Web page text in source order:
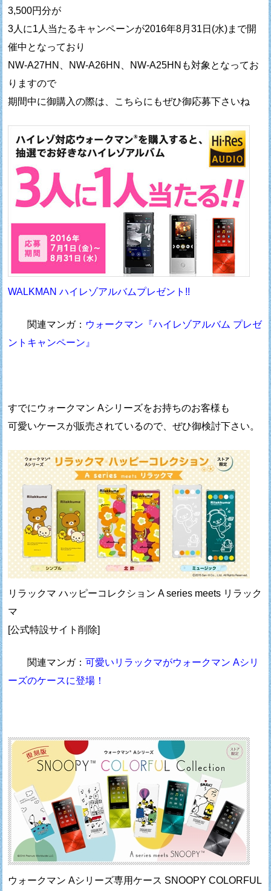
3,500円分が
3人に1人当たるキャンペーンが2016年8月31日(水)まで開
催中となっており
NW-A27HN、NW-A26HN、NW-A25HNも対象となってお
りますので
期間中に御購入の際は、こちらにもぜひ御応募下さいね
WALKMAN ハイレゾアルバムプレゼント!!
関連マンガ： ウォークマン『ハイレゾアルバム プレゼ
ントキャンペーン』
すでにウォークマン Aシリーズをお持ちのお客様も
可愛いケースが販売されているので、ぜひ御検討下さい。
リラックマ ハッピーコレクション A series meets リラック
マ
[公式特設サイト削除]
関連マンガ：可愛いリラックマがウォークマン Aシリ
ーズのケースに登場！
ウォークマン Aシリーズ専用ケース SNOOPY COLORFUL